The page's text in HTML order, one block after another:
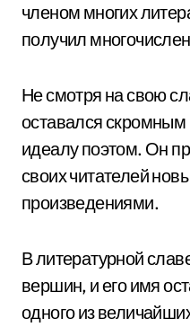
членом многих
получил
Не смотря на свою
оставался
идеалу поэтом. Он
своих читателей
произведениями.
В литературной
вершин, и его имя
одного из